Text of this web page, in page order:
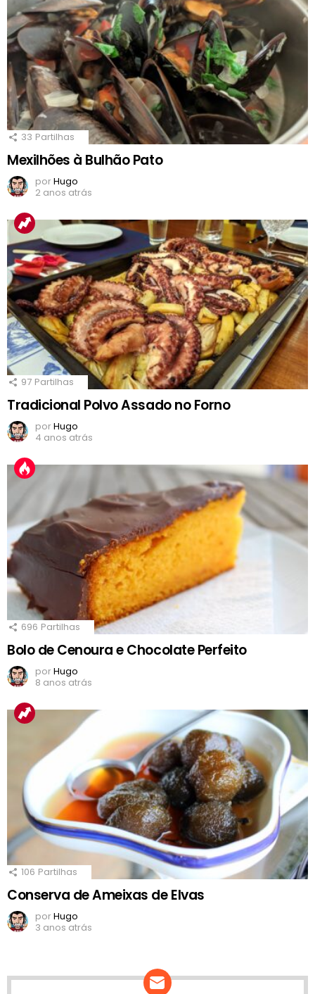
33 Partilhas
Mexilhões à Bulhão Pato
porHugo
2 anos atrás
97 Partilhas
Tradicional Polvo Assado no Forno
porHugo
4 anos atrás
696 Partilhas
Bolo de Cenoura e Chocolate Perfeito
porHugo
8 anos atrás
106 Partilhas
Conserva de Ameixas de Elvas
porHugo
3 anos atrás